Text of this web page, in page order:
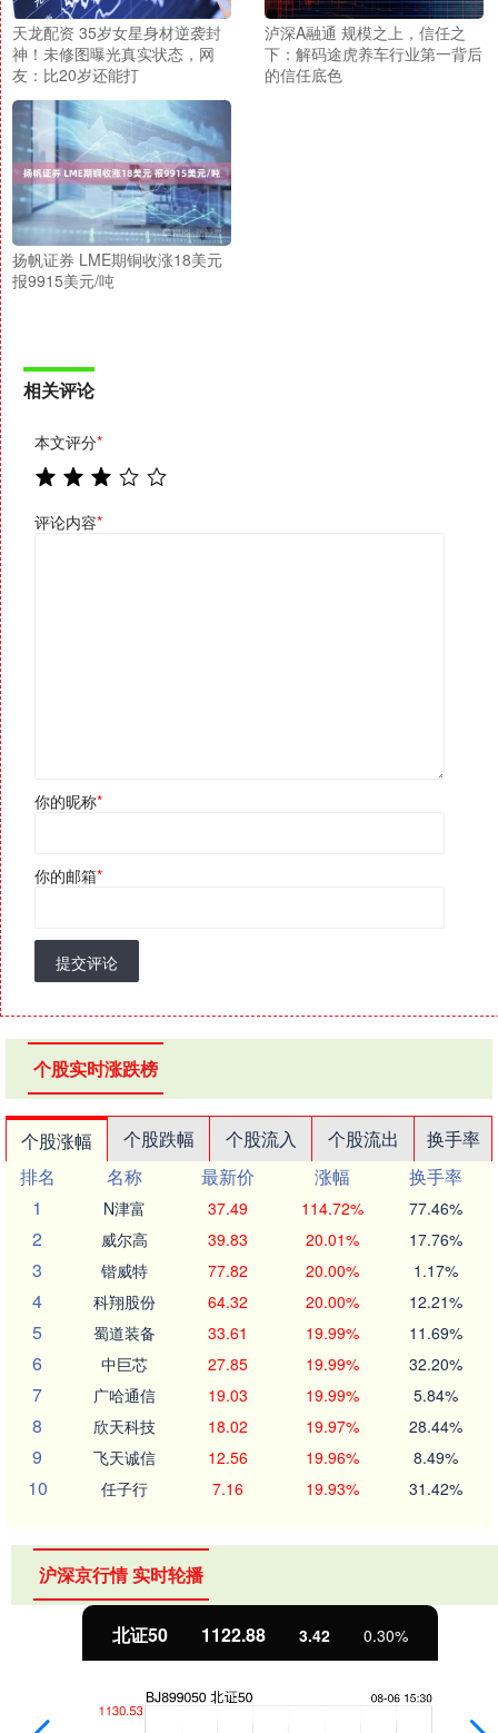
天龙配资 35岁女星身材逆袭封
神！未修图曝光真实状态，网
友：比20岁还能打
泸深A融通 规模之上，信任之
下：解码途虎养车行业第一背后
的信任底色
扬帆证券 LME期铜收涨18美元
报9915美元/吨
相关评论
本文评分*
评论内容*
你的昵称*
你的邮箱*
提交评论
个股实时涨跌榜
个股涨幅 个股跌幅 个股流入 个股流出
换手率
排名
名称 最新价 涨幅
换手率
1
N津富 37.49 114.72% 77.46%
2 威尔高 39.83 20.01% 17.76%
3 锴威特 77.82 20.00% 1.17%
4 科翔股份 64.32 20.00% 12.21%
5 蜀道装备 33.61 19.99% 11.69%
6 中巨芯 27.85 19.99% 32.20%
7 广哈通信 19.03 19.99% 5.84%
8 欣天科技 18.02 19.97% 28.44%
9 飞天诚信 12.56 19.96% 8.49%
10 任子行 7.16 19.93% 31.42%
沪深京行情 实时轮播
北证50 1122.88 3.42 0.30%